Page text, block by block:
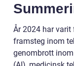
År 2024 har
framsteg inom
genombrott